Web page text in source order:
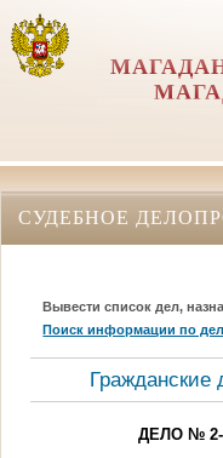
СУДЕБНОЕ
Вывести список дел,
Поиск информации по
Гражданские
ДЕЛО № 2-